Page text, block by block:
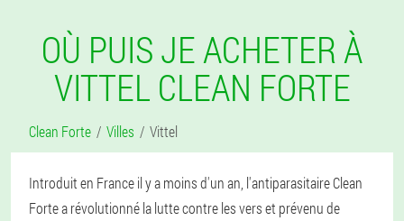
OÙ PUIS JE ACHETER À
VITTEL CLEAN FORTE
Clean Forte Villes Vittel
Introduit en France il y a moins d'un an, l'antiparasitaire Clean
Forte a révolutionné la lutte contre les vers et prévenu de